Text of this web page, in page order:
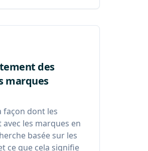
des
marques
façon dont les
les marques en
basée sur les
ce que cela signifie